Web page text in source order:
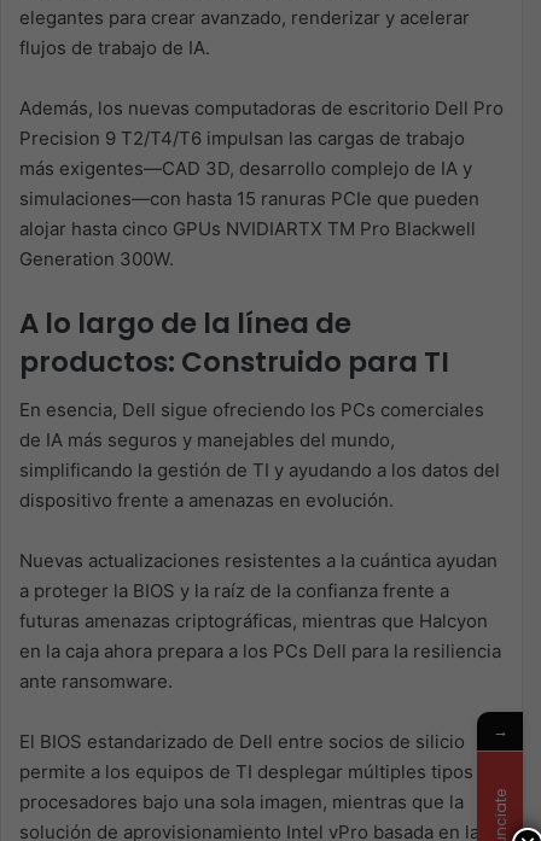
elegantes para crear avanzado, renderizar y acelerar
flujos de trabajo de IA.
Además, los nuevas computadoras de escritorio Dell Pro
Precision 9 T2/T4/T6 impulsan las cargas de trabajo
más exigentes—CAD 3D, desarrollo complejo de IA y
simulaciones—con hasta 15 ranuras PCIe que pueden
alojar hasta cinco GPUs NVIDIARTX TM Pro Blackwell
Generation 300W.
A lo largo de la línea de
productos: Construido para TI
En esencia, Dell sigue ofreciendo los PCs comerciales
de IA más seguros y manejables del mundo,
simplificando la gestión de TI y ayudando a los datos del
dispositivo frente a amenazas en evolución.
Nuevas actualizaciones resistentes a la cuántica ayudan
a proteger la BIOS y la raíz de la confianza frente a
futuras amenazas criptográficas, mientras que Halcyon
en la caja ahora prepara a los PCs Dell para la resiliencia
ante ransomware.
El BIOS estandarizado de Dell entre socios de silicio
permite a los equipos de TI desplegar múltiples tipos de
procesadores bajo una sola imagen, mientras que la
solución de aprovisionamiento Intel vPro basada en la
→